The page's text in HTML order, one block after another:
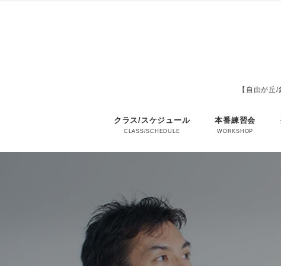
【自由が
クラス/スケジュール
CLASS/SCHEDULE
本番練習会
WORKSHOP